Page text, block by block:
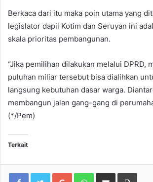
Berkaca dari itu maka ​poin utama yang
legislator dapil Kotim dan Seruyan ini
skala prioritas pembangunan.
“Jika pemilihan dilakukan melalui DPRD,
puluhan miliar tersebut bisa dialihkan
langsung kebutuhan dasar warga.
membangun jalan gang-gang di
(*/Pem)
Terkait
Google+WhatsApp
Share via Email Print